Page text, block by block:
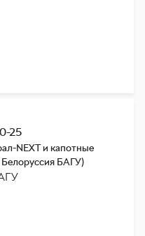
25
NEXT и капотные
БАГУ)